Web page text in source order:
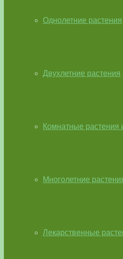
Однолетние растения
Двухлетние растения
Комнатные растения
Многолетние
Лекарственные